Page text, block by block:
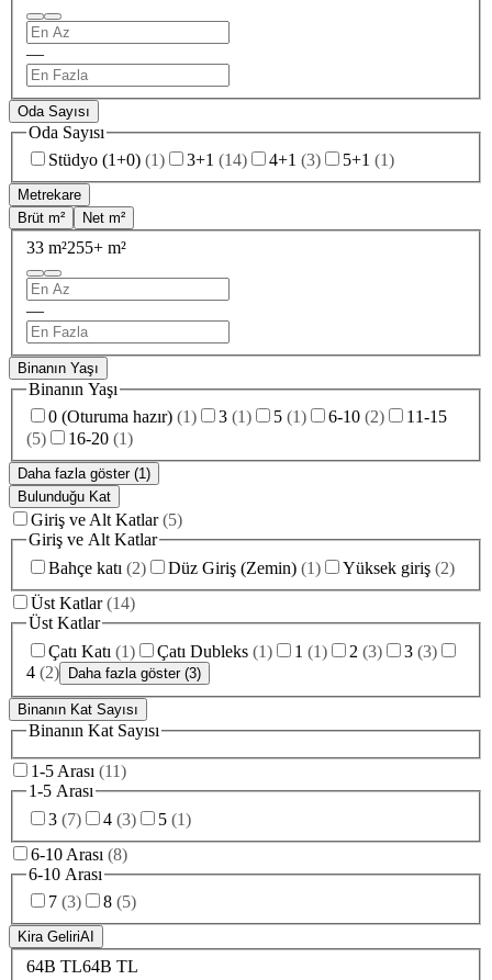
—
Oda Sayısı
Oda Sayısı
Stüdyo (1+0) (1) 3+1 (14) 4+1 (3) 5+1 (1)
Metrekare
Brüt m²
Net m²
33 m²255+ m²
—
Binanın Yaşı
Binanın Yaşı
0 (Oturuma hazır) (1) 3 (1) 5 (1) 6-10 (2)
11-15
(5) 16-20 (1)
Daha fazla göster (1)
Bulunduğu Kat
Giriş ve Alt Katlar (5)
Giriş ve Alt Katlar
Bahçe katı (2) Düz Giriş (Zemin) (1) Yüksek giriş (2)
Üst Katlar (14)
Üst Katlar
Çatı Katı (1) Çatı Dubleks (1) 1 (1) 2 (3) 3 (3)
4 (2) Daha fazla göster (3)
Binanın Kat Sayısı
Binanın Kat Sayısı
1-5 Arası (11)
1-5 Arası
3 (7) 4 (3) 5 (1)
6-10 Arası (8)
6-10 Arası
7 (3) 8 (5)
Kira GeliriAI
64B TL64B TL